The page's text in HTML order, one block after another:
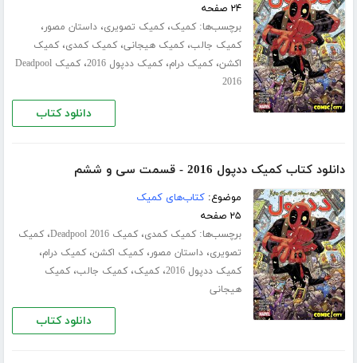
۲۴ صفحه
برچسب‌ها:کمیک،کمیک تصویری،داستان مصور،
کمیک جالب،کمیک هیجانی،کمیک کمدی،کمیک
اکشن،کمیک درام،کمیک ددپول 2016 ،
کمیک Deadpool
2016
دانلود کتاب
دانلود کتاب کمیک ددپول 2016 - قسمت سی‌ و ششم
موضوع:کتاب‌های کمیک
۲۵ صفحه
برچسب‌ها:کمیک کمدی،کمیک Deadpool 2016 ،کمیک
تصویری،داستان مصور،کمیک اکشن،کمیک درام،
کمیک ددپول 2016 ،کمیک،کمیک جالب،کمیک
هیجانی
دانلود کتاب